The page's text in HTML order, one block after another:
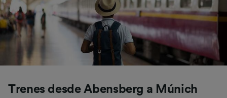
Trenes desde Abensberg a Múnich
precisa. Analizar activamente las
características del dispositivo para su
identificación. Almacenar la información en un
dispositivo y/o acceder a ella. Publicidad y
contenido personalizados, medición de
publicidad y contenido, investigación de
audiencia y desarrollo de servicios.
Lista de asociados (proveedores)